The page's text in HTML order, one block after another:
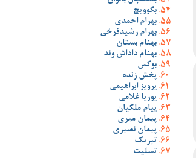
بگوویچ
بهرام احمدی
بهرام رشیدفرخی
بهنام بستان
بهنام داداش وند
بوکس
پخش زنده
پرویز ابراهیمی
پوریا غلامی
پیام ملکیان
پیمان میری
پیمان نصیری
تبریک
تسلیت